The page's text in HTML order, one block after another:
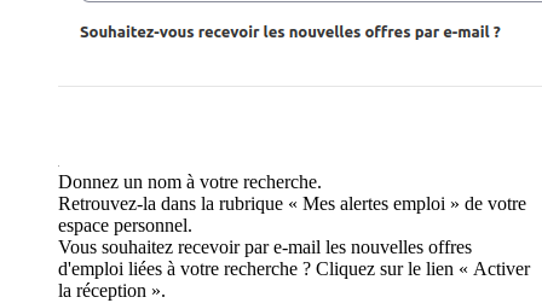
Donnez un nom à votre recherche.
Retrouvez-la dans la rubrique « Mes alertes emploi » de votre
espace personnel.
Vous souhaitez recevoir par e-mail les nouvelles offres
d'emploi liées à votre recherche ? Cliquez sur le lien « Activer
la réception ».